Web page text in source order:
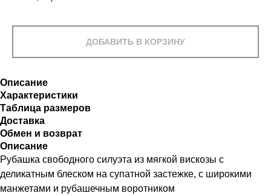
ДОБАВИТЬ В КОРЗИНУ
Описание
Характеристики
Таблица размеров
Доставка
Обмен и возврат
Описание
Рубашка свободного силуэта из мягкой вискозы с
деликатным блеском на супатной застежке, с широкими
манжетами и рубашечным воротником